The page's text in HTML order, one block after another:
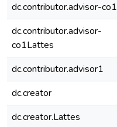
dc.contributor.advisor-co1
dc.contributor.advisor-
co1Lattes
dc.contributor.advisor1
dc.creator
dc.creator.Lattes